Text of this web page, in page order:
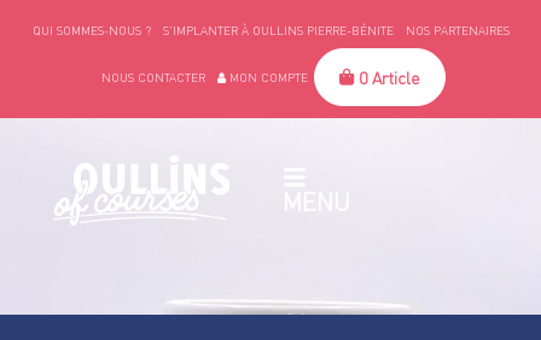
QUI SOMMES-NOUS ? S’IMPLANTER À OULLINS PIERRE-BÉNITE NOS PARTENAIRES
NOUS CONTACTER MON COMPTE 0 Article
MENU